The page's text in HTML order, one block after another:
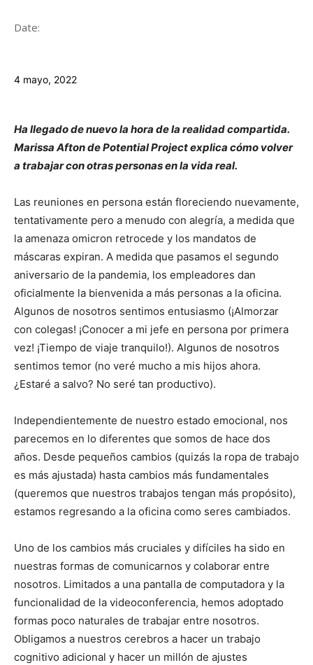
Date:
4 mayo, 2022
Ha llegado de nuevo la hora de la realidad compartida.
Marissa Afton de Potential Project explica cómo volver
a trabajar con otras personas en la vida real.
Las reuniones en persona están floreciendo nuevamente,
tentativamente pero a menudo con alegría, a medida que
la amenaza omicron retrocede y los mandatos de
máscaras expiran. A medida que pasamos el segundo
aniversario de la pandemia, los empleadores dan
oficialmente la bienvenida a más personas a la oficina.
Algunos de nosotros sentimos entusiasmo (¡Almorzar
con colegas! ¡Conocer a mi jefe en persona por primera
vez! ¡Tiempo de viaje tranquilo!). Algunos de nosotros
sentimos temor (no veré mucho a mis hijos ahora.
¿Estaré a salvo? No seré tan productivo).
Independientemente de nuestro estado emocional, nos
parecemos en lo diferentes que somos de hace dos
años. Desde pequeños cambios (quizás la ropa de trabajo
es más ajustada) hasta cambios más fundamentales
(queremos que nuestros trabajos tengan más propósito),
estamos regresando a la oficina como seres cambiados.
Uno de los cambios más cruciales y difíciles ha sido en
nuestras formas de comunicarnos y colaborar entre
nosotros. Limitados a una pantalla de computadora y la
funcionalidad de la videoconferencia, hemos adoptado
formas poco naturales de trabajar entre nosotros.
Obligamos a nuestros cerebros a hacer un trabajo
cognitivo adicional y hacer un millón de ajustes